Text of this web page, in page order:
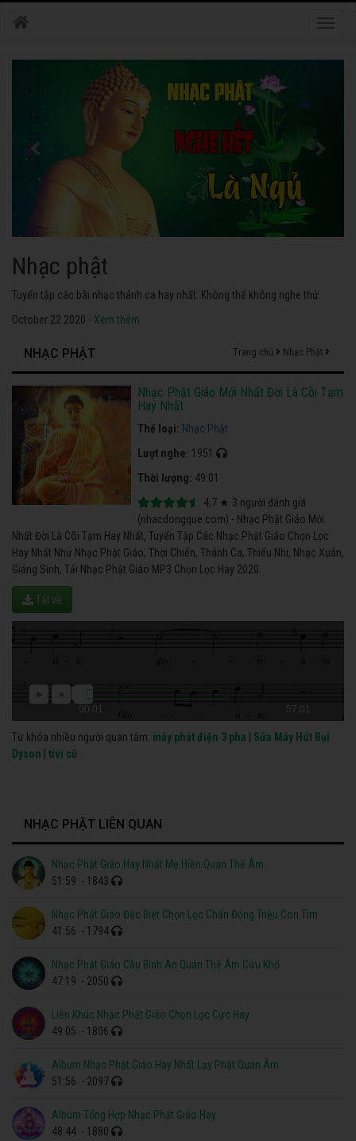
Nhạc phật
Tuyển tập các bài nhạc thánh ca hay nhất. Không thể không nghe thử.
October 22 2020 - Xem thêm
NHẠC PHẬT Trang chủ Nhạc Phật
Nhạc Phật Giáo Mới Nhất Đời Là Cõi Tạm
Hay Nhất
Thể loại: Nhạc Phật
Lượt nghe: 1951
Thời lượng: 49:01
4,7 ★ 3 người đánh giá
(nhacdongque.com) - Nhạc Phật Giáo Mới
Nhất Đời Là Cõi Tạm Hay Nhất, Tuyển Tập Các Nhạc Phật Giáo Chọn Lọc
Hay Nhất Như Nhạc Phật Giáo, Thời Chiến, Thánh Ca, Thiếu Nhi, Nhạc Xuân,
Giáng Sinh, Tải Nhạc Phật Giáo MP3 Chọn Lọc Hay 2020.
Tải về
00:01 57:01
Từ khóa nhiều người quan tâm: máy phát điện 3 pha
Sửa Máy Hút Bụi
Dyson
tivi cũ
NHẠC PHẬT LIÊN QUAN
Nhạc Phật Giáo Hay Nhất Mẹ Hiền Quán Thế Âm
51:59 - 1843
Nhạc Phật Giáo Đặc Biệt Chọn Lọc Chấn Động Triệu Con Tim
41:56 - 1794
Nhạc Phật Giáo Cầu Bình An Quán Thế Âm Cứu Khổ
47:19 - 2050
Liên Khúc Nhạc Phật Giáo Chọn Lọc Cực Hay
49:05 - 1806
Album Nhạc Phật Giáo Hay Nhất Lạy Phật Quan Âm
51:56 - 2097
Album Tổng Hợp Nhạc Phật Giáo Hay
48:44 - 1880